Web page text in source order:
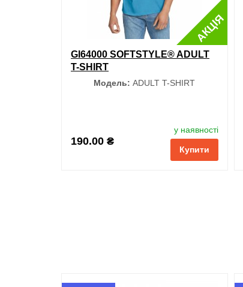
АКЦІЯ
GI64000 SOFTSTYLE® ADULT
T-SHIRT
Модель: ADULT T-SHIRT
190.00 ₴
у наявності
Купити
Фіолетовий